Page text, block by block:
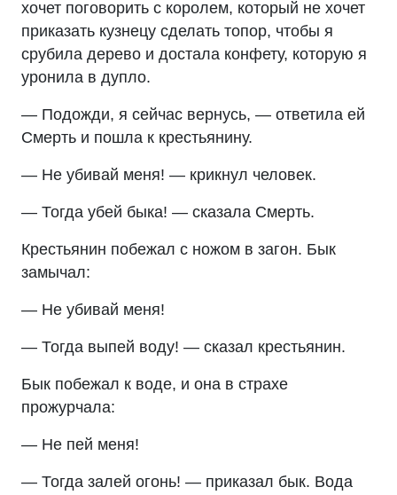
хочет поговорить с королем, который не хочет
приказать кузнецу сделать топор, чтобы я
срубила дерево и достала конфету, которую я
уронила в дупло.
— Подожди, я сейчас вернусь, — ответила ей
Смерть и пошла к крестьянину.
— Не убивай меня! — крикнул человек.
— Тогда убей быка! — сказала Смерть.
Крестьянин побежал с ножом в загон. Бык
замычал:
— Не убивай меня!
— Тогда выпей воду! — сказал крестьянин.
Бык побежал к воде, и она в страхе
прожурчала:
— Не пей меня!
— Тогда залей огонь! — приказал бык. Вода